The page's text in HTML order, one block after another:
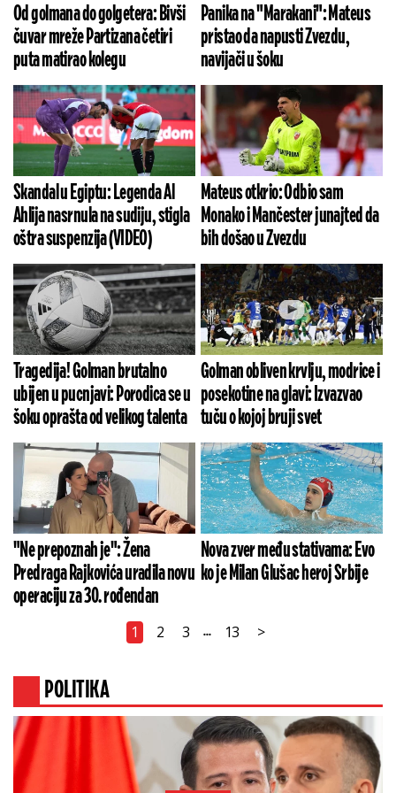
Od golmana do golgetera: Bivši
čuvar mreže Partizana četiri
puta matirao kolegu
Panika na "Marakani": Mateus
pristao da napusti Zvezdu,
navijači u šoku
Skandal u Egiptu: Legenda Al
Ahlija nasrnula na sudiju, stigla
oštra suspenzija (VIDEO)
Mateus otkrio: Odbio sam
Monako i Mančester junajted da
bih došao u Zvezdu
Tragedija! Golman brutalno
ubijen u pucnjavi: Porodica se u
šoku oprašta od velikog talenta
Golman obliven krvlju, modrice i
posekotine na glavi: Izvazvao
tuču o kojoj bruji svet
"Ne prepoznah je": Žena
Predraga Rajkovića uradila novu
operaciju za 30. rođendan
Nova zver među stativama: Evo
ko je Milan Glušac heroj Srbije
1 2 3 ... 13 >
POLITIKA